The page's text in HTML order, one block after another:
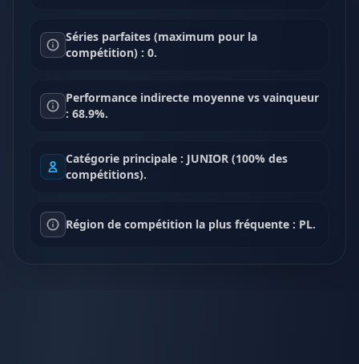
Séries parfaites (maximum pour la
compétition) : 0.
Performance indirecte moyenne vs vainqueur
: 68.9%.
Catégorie principale : JUNIOR (100% des
compétitions).
Région de compétition la plus fréquente : PL.